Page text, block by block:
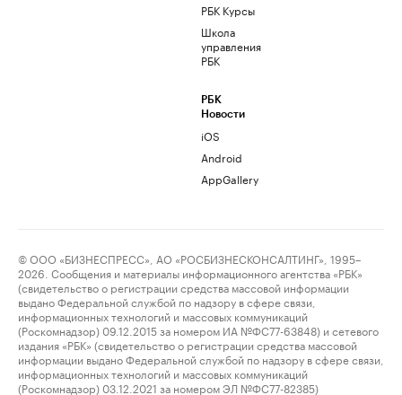
РБК Курсы
Школа
управления
РБК
РБК
Новости
iOS
Android
AppGallery
© ООО «БИЗНЕСПРЕСС», АО «РОСБИЗНЕСКОНСАЛТИНГ», 1995–
2026. Сообщения и материалы информационного агентства «РБК»
(свидетельство о регистрации средства массовой информации
выдано Федеральной службой по надзору в сфере связи,
информационных технологий и массовых коммуникаций
(Роскомнадзор) 09.12.2015 за номером ИА №ФС77-63848) и сетевого
издания «РБК» (свидетельство о регистрации средства массовой
информации выдано Федеральной службой по надзору в сфере связи,
информационных технологий и массовых коммуникаций
(Роскомнадзор) 03.12.2021 за номером ЭЛ №ФС77-82385)